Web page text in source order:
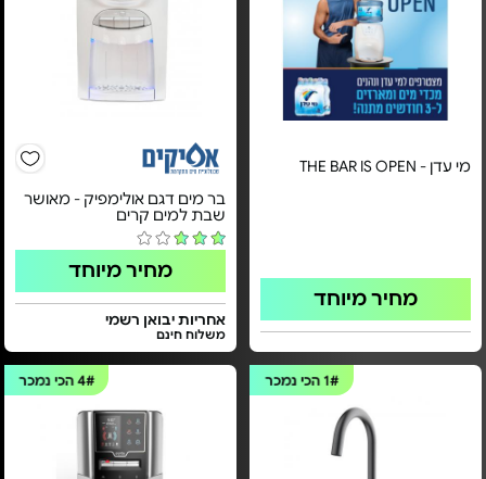
מי עדן - THE BAR IS OPEN
מחיר מיוחד
בר מים דגם אולימפיק - מאושר
שבת למים קרים
מחיר מיוחד
אחריות יבואן רשמי
משלוח חינם
1#הכי נמכר 4#הכי נמכר